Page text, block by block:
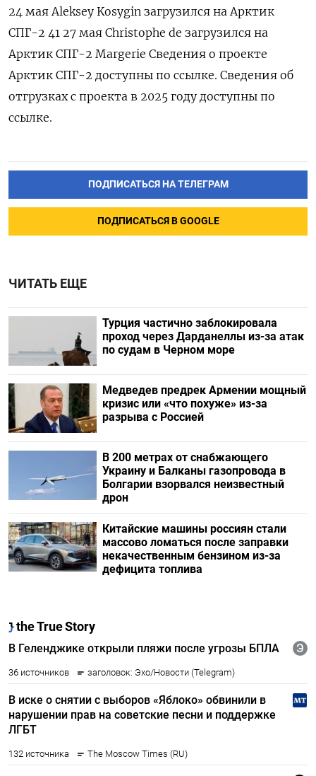
24 мая Aleksey Kosygin загрузился на Арктик
СПГ-2 41 27 мая Сhristophe de загрузился на
‌Арктик СПГ-2 Margerie Сведения о проекте
Арктик СПГ-2 доступны по ссылке. Сведения об
отгрузках с проекта в 2025 году доступны по
ссылке.
ПОДПИСАТЬСЯ НА ТЕЛЕГРАМ
ПОДПИСАТЬСЯ В GOOGLE
ЧИТАТЬ ЕЩЕ
Турция частично заблокировала
проход через Дарданеллы из-за атак
по судам в Черном море
Медведев предрек Армении мощный
кризис или «что похуже» из-за
разрыва с Россией
В 200 метрах от снабжающего
Украину и Балканы газопровода в
Болгарии взорвался неизвестный
дрон
Китайские машины россиян стали
массово ломаться после заправки
некачественным бензином из-за
дефицита топлива